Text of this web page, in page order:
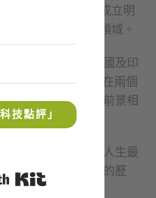
Devices 合資成立明
服務，進軍牙科領域。
銷售市場主要以中國及印
的五成及二五 %，在兩個
，對未來明基三豐前景相
陳其宏也經歷了他人生最
癌，而他抗癌成功的歷
好的見證人。
技點評」
Built with Kit